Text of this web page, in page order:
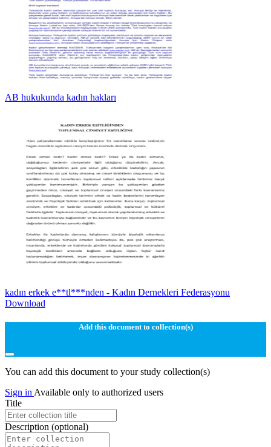
AB hukukunda kadın hakları
kadın erkek e**tl***nden - Kadın Dernekleri Federasyonu
Download
Add this document to collection(s)
You can add this document to your study collection(s)
Sign in Available only to authorized users
Title
Description (optional)